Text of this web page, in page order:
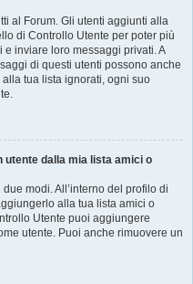
al Forum. Gli utenti aggiunti alla
di Controllo Utente per poter più
inviare loro messaggi privati. A
di questi utenti possono anche
tua lista ignorati, ogni suo
utente dalla mia lista amici o
modi. All’interno del profilo di
alla tua lista amici o
Utente puoi aggiungere
utente. Puoi anche rimuovere un